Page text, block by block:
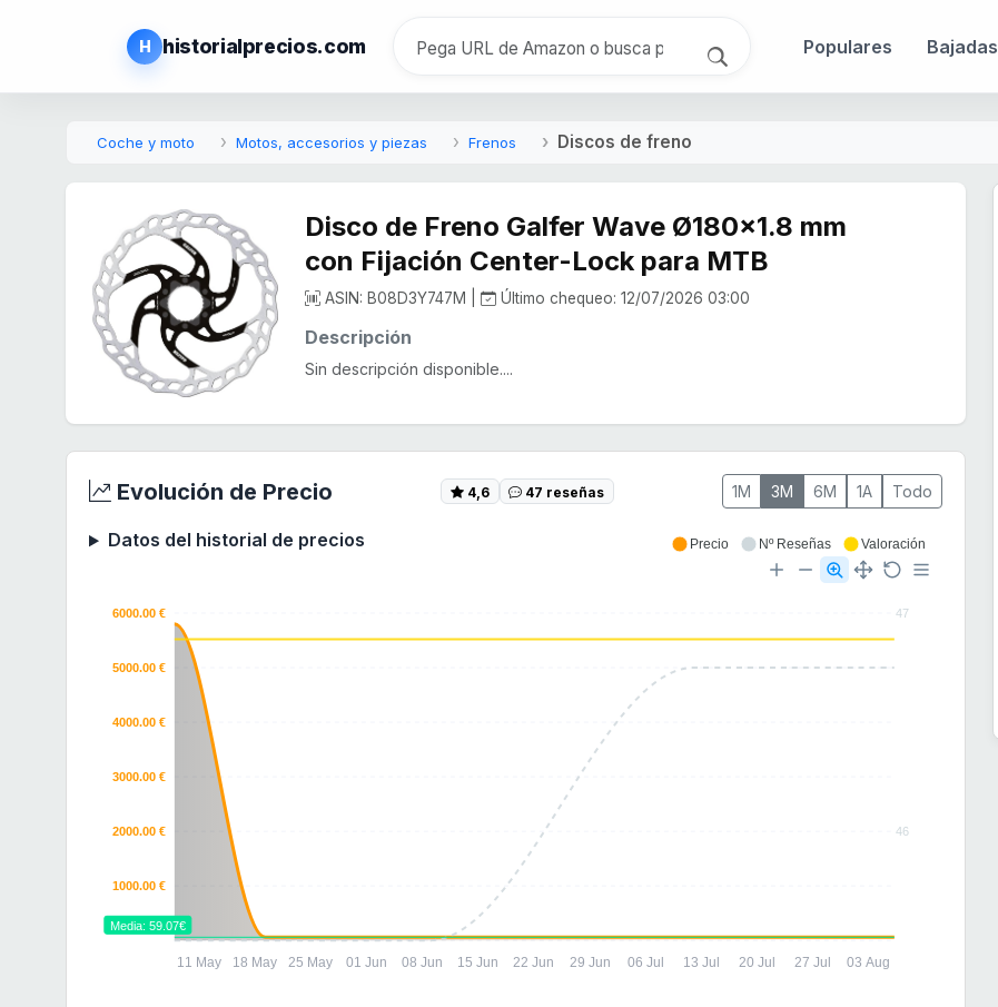
H historialprecios.com Populares Bajadas
Coche y moto Motos, accesorios y piezas Frenos Discos de freno
Disco de Freno Galfer Wave Ø180x1.8 mm
con Fijación Center-Lock para MTB
ASIN: B08D3Y747M | Último chequeo: 12/07/2026 03:00
Descripción
Sin descripción disponible....
Evolución de Precio 4,6 47 reseñas 1M 3M 6M 1A Todo
Datos del historial de precios
47
46
6000.00 €
5000.00 €
4000.00 €
3000.00 €
2000.00 €
1000.00 €
11 May 18 May 25 May 01 Jun 08 Jun 15 Jun 22 Jun 29 Jun 06 Jul 13 Jul 20 Jul 27 Jul 03 Aug
Media: 59.07€
Precio Nº Reseñas Valoración